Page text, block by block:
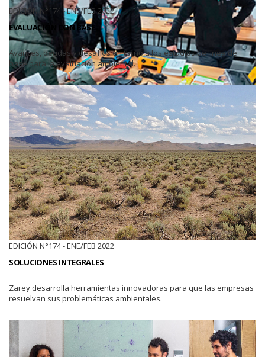
EDICIÓN N°174 - ENE/FEB 2022
EVALUACIÓN CON BASE
Avances, deudas y desafíos en torno a los estudios de línea de
base para la evaluación ambiental.
EDICIÓN N°174 - ENE/FEB 2022
SOLUCIONES INTEGRALES
Zarey desarrolla herramientas innovadoras para que las empresas
resuelvan sus problemáticas ambientales.